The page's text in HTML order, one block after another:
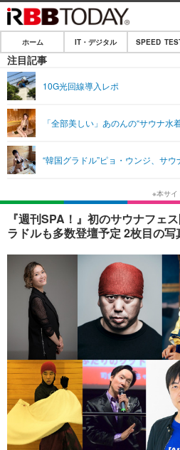
ホーム
IT・デジタル
ショッピング
SPEED TEST
エンタメ
エンタメTOP
音楽
ショッピング
ライフ
ライフTOP
ペット
その他
リリース一覧
プッシュ通知の停止方法
ホーム IT・デジタル SPEED
注目記事
10G光回線導入レポ
「全部美しい」あのんの“サウナ水
“韓国グラドル”ピョ・ウンジ、サ
『週刊SPA！』初のサウナフェ
ラドルも多数登壇予定 2枚目の写